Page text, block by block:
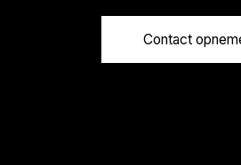
Contact